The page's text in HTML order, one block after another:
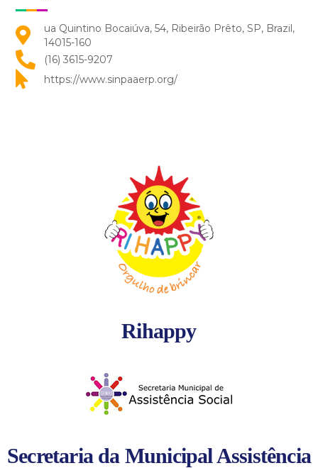
ua Quintino Bocaiúva, 54, Ribeirão Prêto, SP, Brazil,
14015-160
(16) 3615-9207
https://www.sinpaaerp.org/
Rihappy
Secretaria da Municipal Assistência